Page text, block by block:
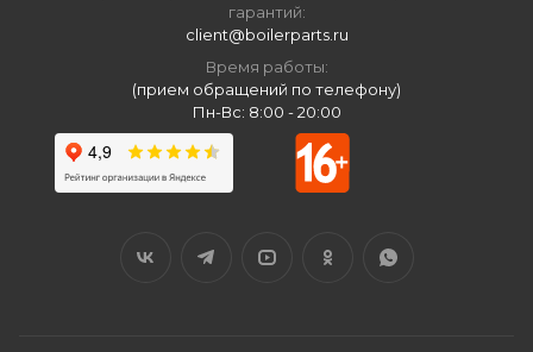
гарантий:
client@boilerparts.ru
Время работы:
(прием обращений по телефону)
Пн-Вс: 8:00 - 20:00